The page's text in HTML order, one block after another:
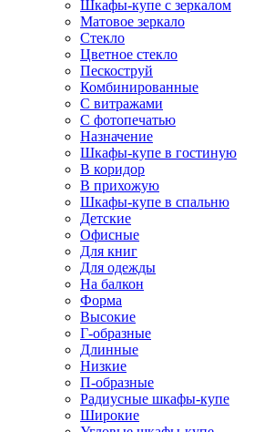
Шкафы-купе с зеркалом
Матовое зеркало
Стекло
Цветное стекло
Пескоструй
Комбинированные
С витражами
С фотопечатью
Назначение
Шкафы-купе в гостиную
В коридор
В прихожую
Шкафы-купе в спальню
Детские
Офисные
Для книг
Для одежды
На балкон
Форма
Высокие
Г-образные
Длинные
Низкие
П-образные
Радиусные шкафы-купе
Широкие